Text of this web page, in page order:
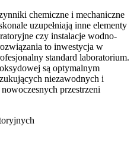
chemiczne i mechaniczne
uzupełniają inne elementy
czy instalacje wodno-
to inwestycja w
standard laboratorium.
są optymalnym
niezawodnych i
przestrzeni